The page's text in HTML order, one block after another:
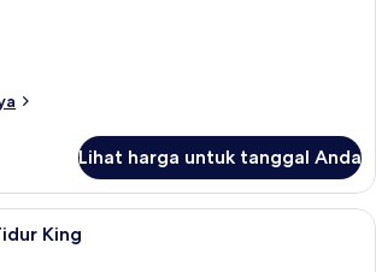
Lihat harga untuk tanggal Anda
Kamar, 1 Tempat Tidur King | Area
King